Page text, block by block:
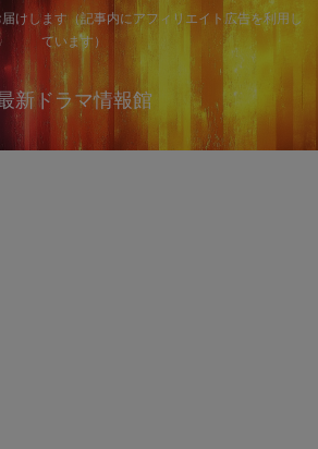
けします（記事内にアフィリエイト広告を利用し
ています）
新ドラマ情報館